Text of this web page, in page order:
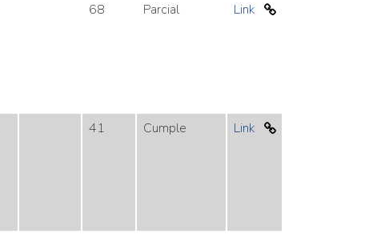
68 Parcial Link
41 Cumple Link